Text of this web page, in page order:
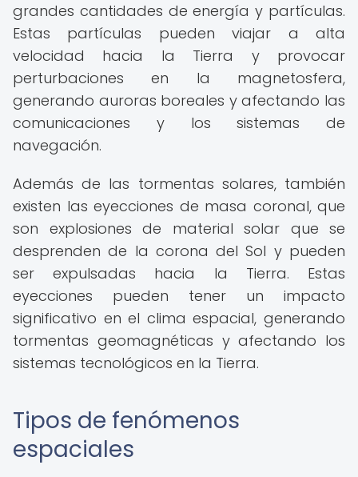
grandes cantidades de energía y partículas.
Estas partículas pueden viajar a alta
velocidad hacia la Tierra y provocar
perturbaciones en la magnetosfera,
generando auroras boreales y afectando las
comunicaciones y los sistemas de
navegación.
Además de las tormentas solares, también
existen las eyecciones de masa coronal, que
son explosiones de material solar que se
desprenden de la corona del Sol y pueden
ser expulsadas hacia la Tierra. Estas
eyecciones pueden tener un impacto
significativo en el clima espacial, generando
tormentas geomagnéticas y afectando los
sistemas tecnológicos en la Tierra.
Tipos de fenómenos
espaciales